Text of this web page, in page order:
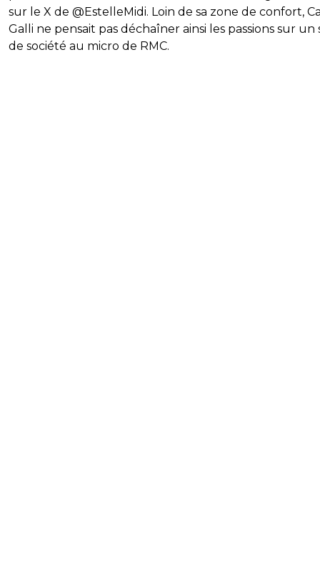
sur le X de @EstelleMidi. Loin de sa zone de confort,
Galli ne pensait pas déchaîner ainsi les passions sur un
de société au micro de RMC.